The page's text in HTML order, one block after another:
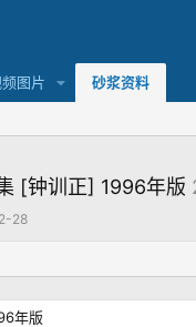
图片 砂浆资料
[钟训正] 1996年版
28
年版